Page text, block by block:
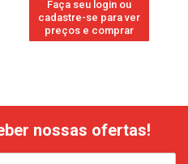
Faça seu login ou
cadastre-se para ver
preços e comprar
nossas ofertas!